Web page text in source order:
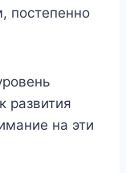
пocтeпeннo
paзвития
нa эти